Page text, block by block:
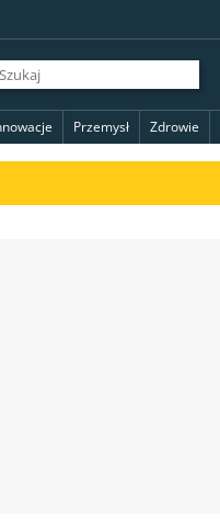
Przemysł Zdrowie